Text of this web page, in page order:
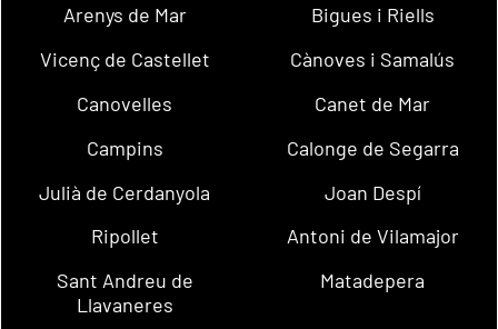
Arenys de Mar
Bigues i Riells
Vicenç de Castellet
Cànoves i Samalús
Canovelles
Canet de Mar
Campins
Calonge de Segarra
Julià de Cerdanyola
Joan Despí
Ripollet
Antoni de Vilamajor
Sant Andreu de
Llavaneres
Matadepera